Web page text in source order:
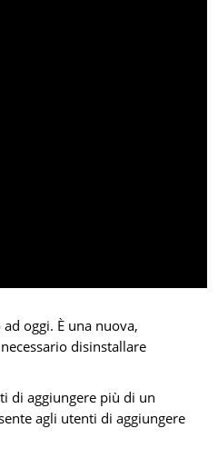
oggi. È una nuova,
disinstallare
di aggiungere più di un
agli utenti di aggiungere